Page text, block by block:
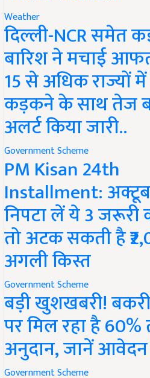
Weather
दिल्ली-NCR समेत
बारिश ने मचाई
15 से अधिक राज्यों
कड़कने के साथ तेज
अलर्ट किया जारी..
Government Scheme
PM Kisan 24th
Installment:
निपटा लें ये 3 जरूरी
तो अटक सकती है
अगली किस्त
Government Scheme
बड़ी खुशखबरी!
पर मिल रहा है 60%
अनुदान, जानें आवेदन
Government Scheme